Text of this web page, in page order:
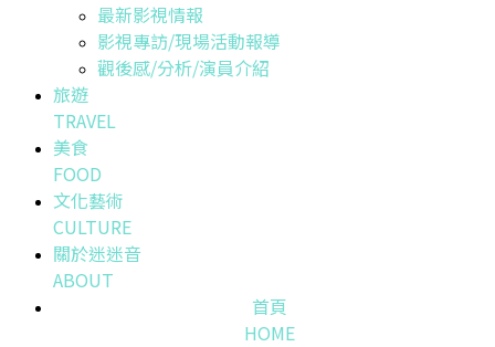
最新影視情報
影視專訪/現場活動報導
觀後感/分析/演員介紹
旅遊
TRAVEL
美食
FOOD
文化藝術
CULTURE
關於迷迷音
ABOUT
首頁
HOME